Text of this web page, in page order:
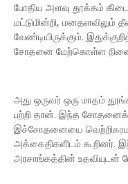
போதிய அளவு தூக்கம்
மட்டுமின்றி, மனதளவிலும்
வேண்டியிருக்கும்.
சோதனை மேற்கொள்ள
அது ஒருவர் ஒரு மாதம்
பற்றி தான். இந்த
இச்சோதனையை
அக்கைதிகளிடம்
அரசாங்கத்தின் உதவியுடன்